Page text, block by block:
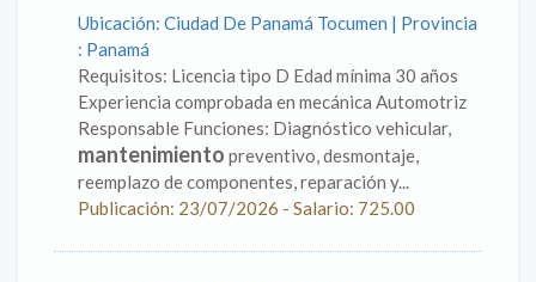
Ubicación: Ciudad De Panamá Tocumen | Provincia
: Panamá
Requisitos: Licencia tipo D Edad mínima 30 años
Experiencia comprobada en mecánica Automotriz
Responsable Funciones: Diagnóstico vehicular,
mantenimiento preventivo, desmontaje,
reemplazo de componentes, reparación y...
Publicación: 23/07/2026 - Salario: 725.00